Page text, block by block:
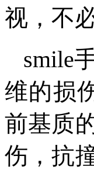
视，不
smile
维的损
前基质
伤，抗